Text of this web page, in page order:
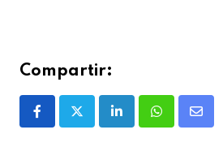
Compartir: